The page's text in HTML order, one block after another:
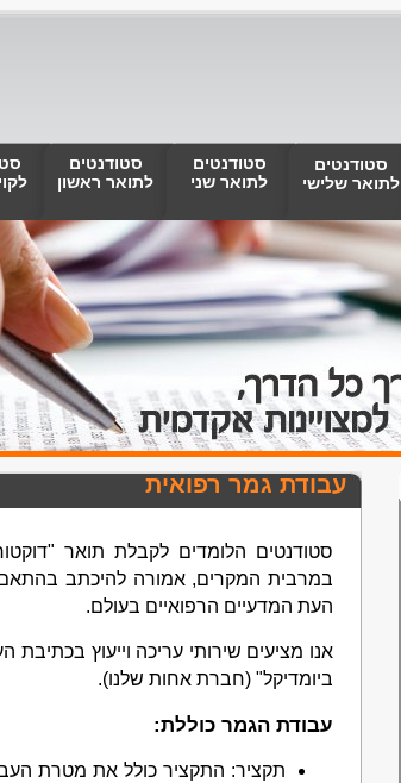
סטודנטים
לתואר שלישי
סטודנטים
לתואר שני
סטודנטים
לתואר ראשון
עבודת גמר רפואית
סטודנטים הלומדים לקבלת תואר
במרבית המקרים, אמורה להיכתב
העת המדעיים הרפואיים בעולם.
אנו מציעים שירותי עריכה וייעוץ
ביומדיקל" (חברת אחות שלנו).
עבודת הגמר כוללת:
תקציר: התקציר כולל את מטרת